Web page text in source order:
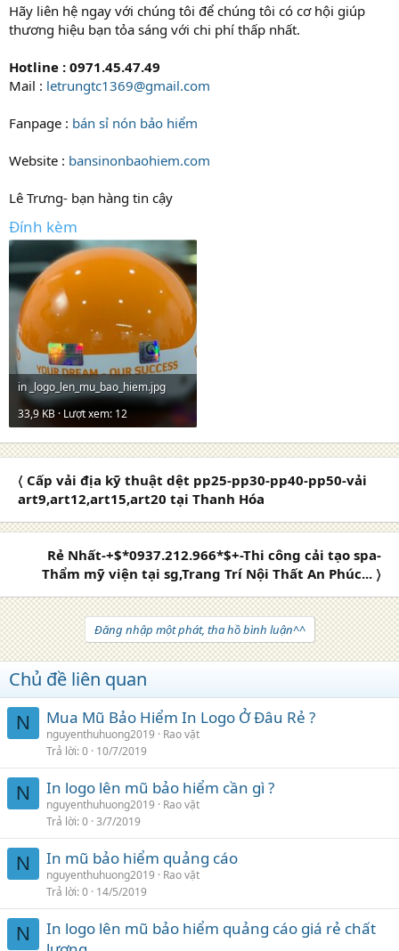
Hãy liên hệ ngay với chúng tôi để chúng tôi có cơ hội giúp
thương hiệu bạn tỏa sáng với chi phí thấp nhất.
Hotline : 0971.45.47.49
Mail : letrungtc1369@gmail.com
Fanpage : bán sỉ nón bảo hiểm
Website : bansinonbaohiem.com
Lê Trưng- bạn hàng tin cậy
Đính kèm
in _logo_len_mu_bao_hiem.jpg
33,9 KB · Lượt xem: 12
〈 Cấp vải địa kỹ thuật dệt pp25-pp30-pp40-pp50-vải
art9,art12,art15,art20 tại Thanh Hóa
Rẻ Nhất-+$*0937.212.966*$+-Thi công cải tạo spa-
Thẩm mỹ viện tại sg,Trang Trí Nội Thất An Phúc... 〉
Đăng nhập một phát, tha hồ bình luận^^
Chủ đề liên quan
N Mua Mũ Bảo Hiểm In Logo Ở Đâu Rẻ ?
nguyenthuhuong2019
Rao vặt
Trả lời 0 10/7/2019
N In logo lên mũ bảo hiểm cần gì ?
nguyenthuhuong2019
Rao vặt
Trả lời 0 3/7/2019
N In mũ bảo hiểm quảng cáo
nguyenthuhuong2019
Rao vặt
Trả lời 0 14/5/2019
N
In logo lên mũ bảo hiểm quảng cáo giá rẻ chất